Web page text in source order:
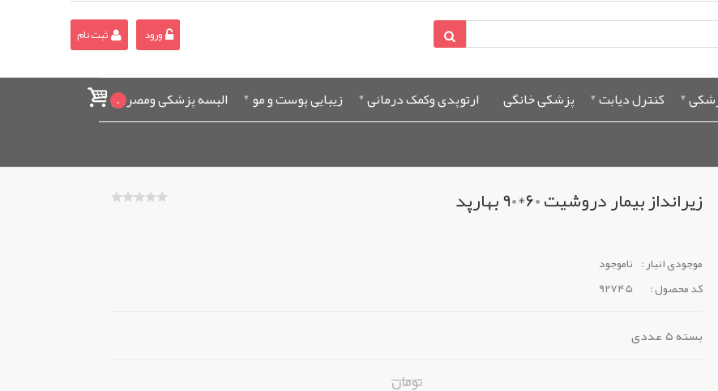
ورود ثبت نام
کنترل دیابت پزشکی خانگی ارتوپدی وکمک درمانی زیبایی پوست و مو
البسه پزشکی ومصرفی
0
زیرانداز بیمار دروشیت 60*90 بهارپد
موجودی انبار : ناموجود
کد محصول :
92745
بسته ۵ عددی
تومان